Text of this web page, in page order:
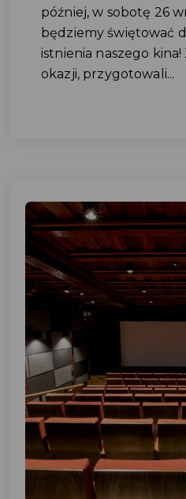
później, w sobotę 26
będziemy świętować
istnienia naszego
okazji, przygotowali...